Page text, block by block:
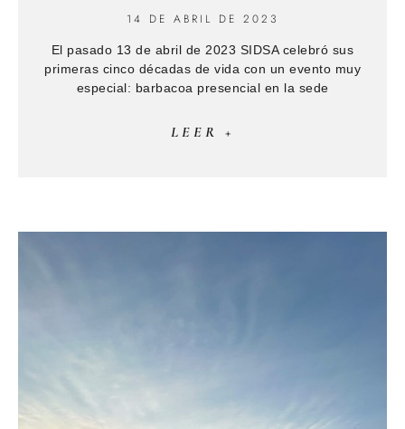
14 DE ABRIL DE 2023
El pasado 13 de abril de 2023 SIDSA celebró sus
primeras cinco décadas de vida con un evento muy
especial: barbacoa presencial en la sede
LEER +